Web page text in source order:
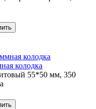
колодка
55*50 мм, 350